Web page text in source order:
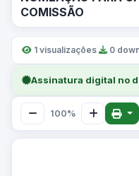
COMISSÃO
1 visualizações 0
Assinatura digital no
100%